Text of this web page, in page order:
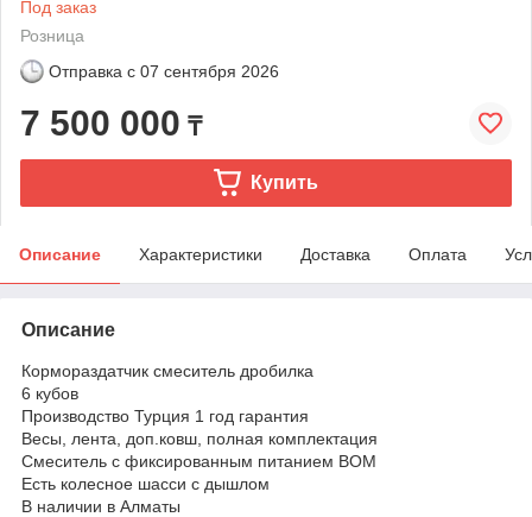
Под заказ
Розница
Отправка с 07 сентября 2026
7 500 000 ₸
Купить
Описание Характеристики Доставка Оплата
Описание
Кормораздатчик смеситель дробилка
6 кубов
Производство Турция 1 год гарантия
Весы, лента, доп.ковш, полная комплектация
Смеситель с фиксированным питанием ВОМ
Есть колесное шасси с дышлом
В наличии в Алматы